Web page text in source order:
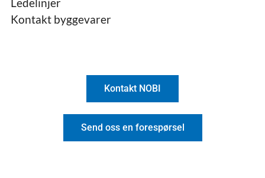
Kontakt byggevarer
Kontakt NOBI
Send oss en forespørsel